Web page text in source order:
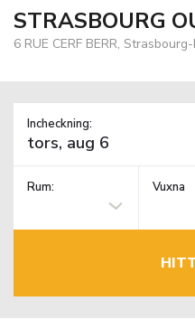
STRASBOURG
6 RUE CERF BERR,
Incheckning:
Rum: Vuxna